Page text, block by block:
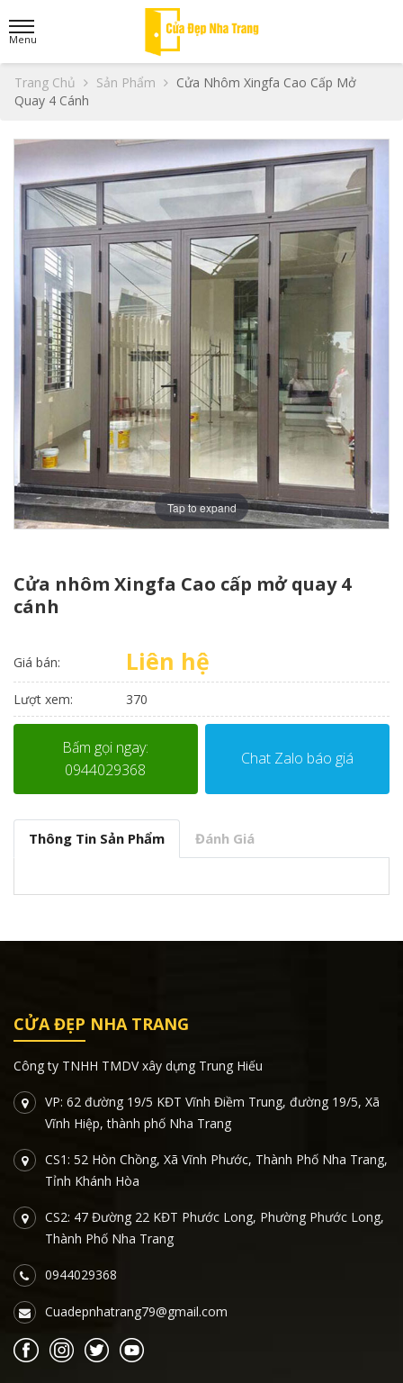
Trang Chủ Sản Phẩm
Cửa Nhôm Xingfa Cao Cấp Mở
Quay 4 Cánh
Tap to expand
Cửa nhôm Xingfa Cao cấp mở quay 4
cánh
Giá bán: Liên hệ
Lượt xem: 370
Bấm gọi ngay:
0944029368
Chat Zalo báo giá
Thông Tin Sản Phẩm Đánh Giá
CỬA ĐẸP NHA TRANG
Công ty TNHH TMDV xây dựng Trung Hiếu
VP: 62 đường 19/5 KĐT Vĩnh Điềm Trung, đường 19/5, Xã
Vĩnh Hiệp, thành phố Nha Trang
CS1: 52 Hòn Chồng, Xã Vĩnh Phước, Thành Phố Nha Trang,
Tỉnh Khánh Hòa
CS2: 47 Đường 22 KĐT Phước Long, Phường Phước Long,
Thành Phố Nha Trang
0944029368
Cuadepnhatrang79@gmail.com